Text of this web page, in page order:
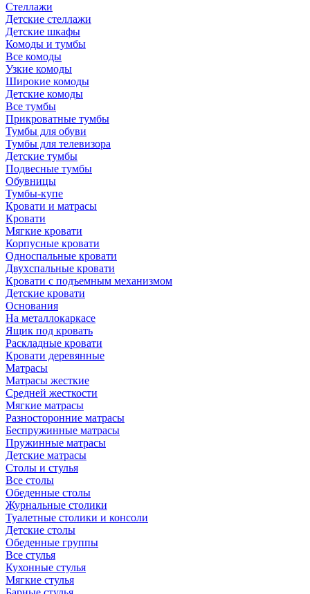
Стеллажи
Детские стеллажи
Детские шкафы
Комоды и тумбы
Все комоды
Узкие комоды
Широкие комоды
Детские комоды
Все тумбы
Прикроватные тумбы
Тумбы для обуви
Тумбы для телевизора
Детские тумбы
Подвесные тумбы
Обувницы
Тумбы-купе
Кровати и матрасы
Кровати
Мягкие кровати
Корпусные кровати
Односпальные кровати
Двухспальные кровати
Кровати с подъемным механизмом
Детские кровати
Основания
На металлокаркасе
Ящик под кровать
Раскладные кровати
Кровати деревянные
Матрасы
Матрасы жесткие
Средней жесткости
Мягкие матрасы
Разносторонние матрасы
Беспружинные матрасы
Пружинные матрасы
Детские матрасы
Столы и стулья
Все столы
Обеденные столы
Журнальные столики
Туалетные столики и консоли
Детские столы
Обеденные группы
Все стулья
Кухонные стулья
Мягкие стулья